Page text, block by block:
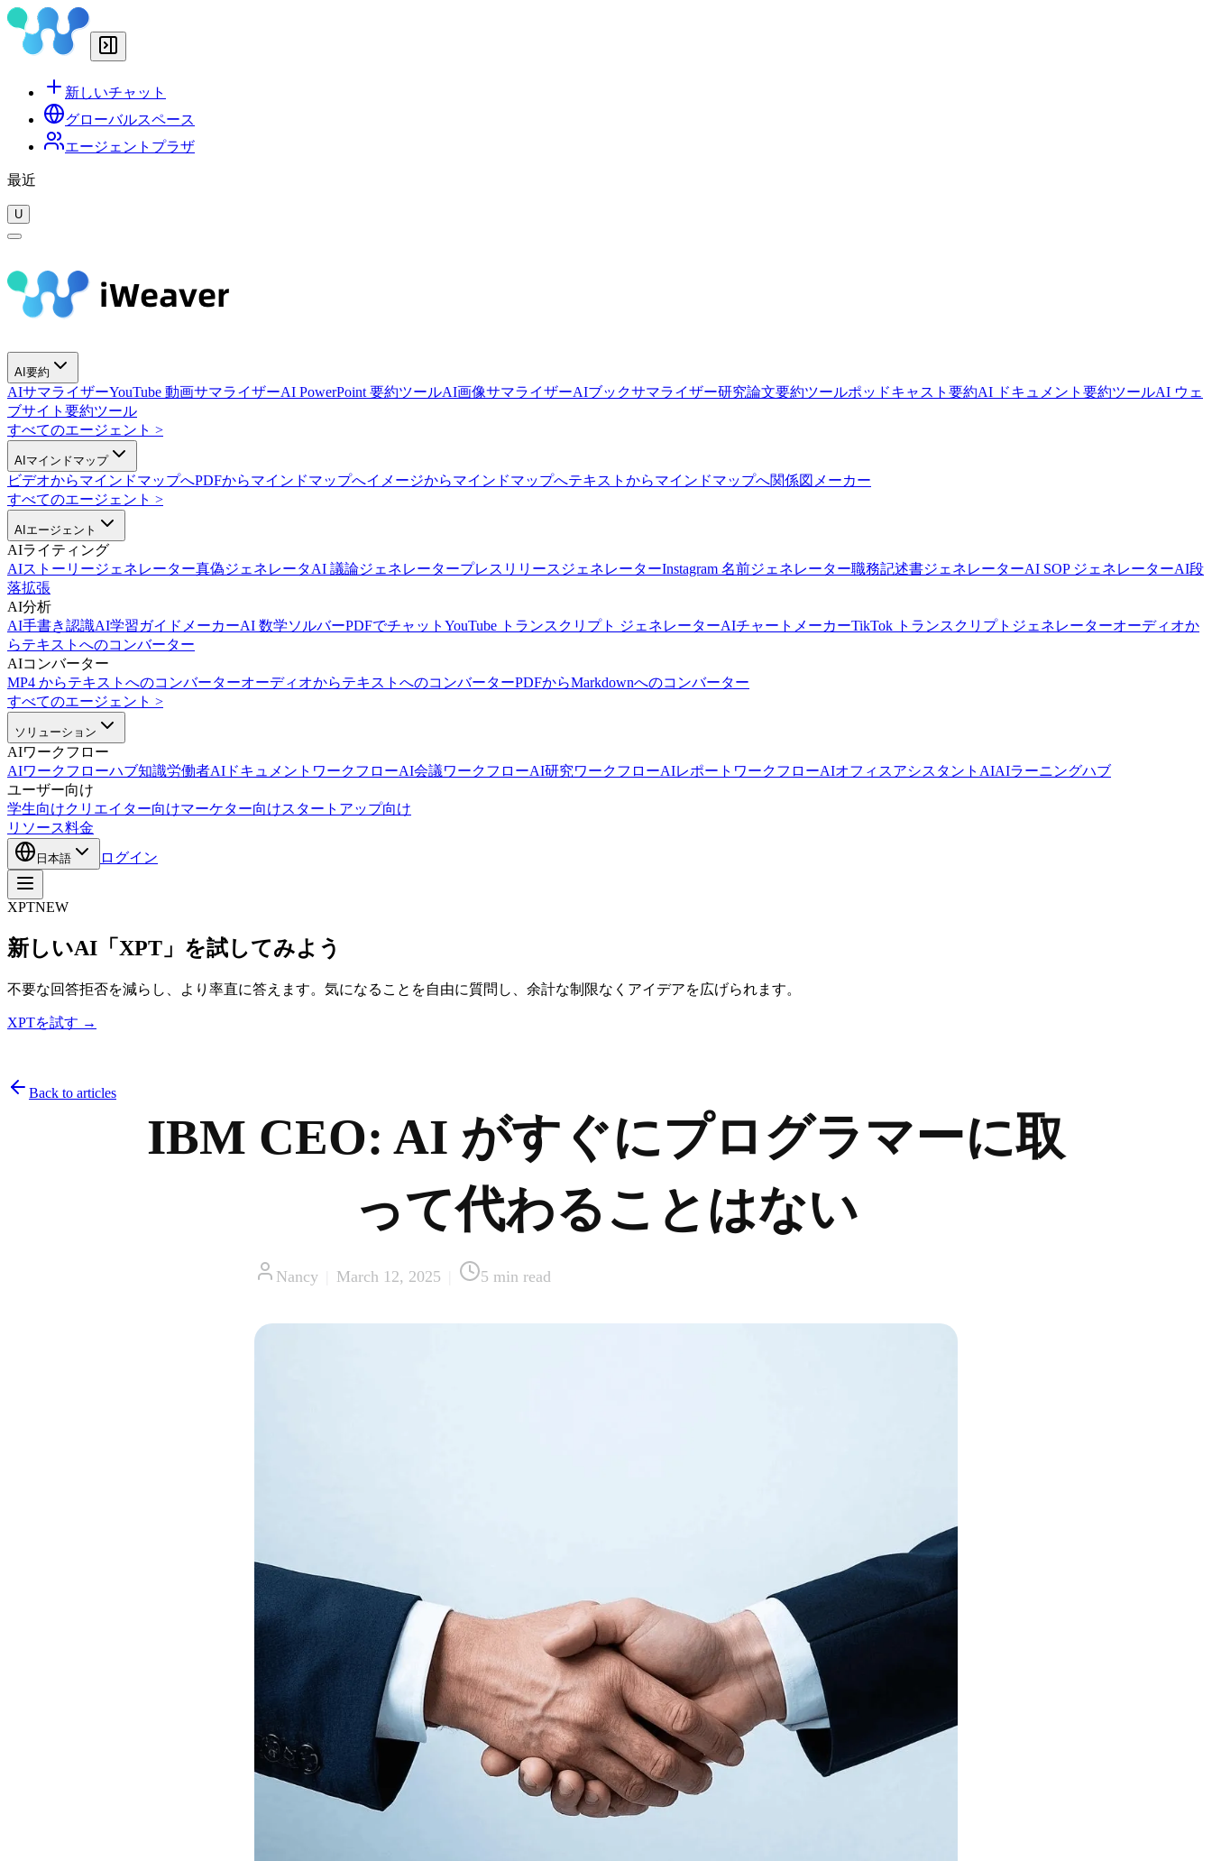
新しいチャット
グローバルスペース
エージェントプラザ
最近
U
AI要約
AIサマライザーYouTube 動画サマライザーAI PowerPoint 要約ツールAI画像サマライザーAIブックサマライザー研究論文要約ツールポッドキャスト要約AI ドキュメント要約ツールAI ウェ
ブサイト要約ツール
すべてのエージェント >
AIマインドマップ
ビデオからマインドマップへPDFからマインドマップへイメージからマインドマップへテキストからマインドマップへ関係図メーカー
すべてのエージェント >
AIエージェント
AIライティング
AIストーリージェネレーター真偽ジェネレータAI 議論ジェネレータープレスリリースジェネレーターInstagram 名前ジェネレーター職務記述書ジェネレーターAI SOP ジェネレーターAI段
落拡張
AI分析
AI手書き認識AI学習ガイドメーカーAI 数学ソルバーPDFでチャット YouTube トランスクリプト ジェネレーターAIチャートメーカーTikTok トランスクリプトジェネレーターオーディオか
らテキストへのコンバーター
AIコンバーター
MP4 からテキストへのコンバーターオーディオからテキストへのコンバーターPDFからMarkdownへのコンバーター
すべてのエージェント >
ソリューション
AIワークフロー
AIワークフローハブ知識労働者AI ドキュメントワークフローAI会議ワークフローAI研究ワークフローAIレポートワークフローAIオフィスアシスタントAIAIラーニングハブ
ユーザー向け
学生向けクリエイター向けマーケター向けスタートアップ向け
リソース料金
日本語 ログイン
XPTNEW
新しいAI「XPT」を試してみよう
不要な回答拒否を減らし、より率直に答えます。気になることを自由に質問し、余計な制限なくアイデアを広げられます。
XPTを試す →
Back to articles
IBM CEO: AI がすぐにプログラマーに取
って代わることはない
Nancy March 12, 2025 5 min read